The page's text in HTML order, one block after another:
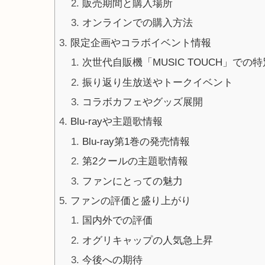
販売期間と購入場所
オンラインでの購入方法
限定企画やコラボイベント情報
次世代自販機「MUSIC TOUCH」での
振り返り生放送やトークイベント
コラボカフェやグッズ展開
Blu-rayや主題歌情報
Blu-ray第1巻の発売情報
第2クールの主題歌情報
ファンにとっての魅力
ファンの評価と盛り上がり
国内外での評価
オグリキャップの人気急上昇
今後への期待